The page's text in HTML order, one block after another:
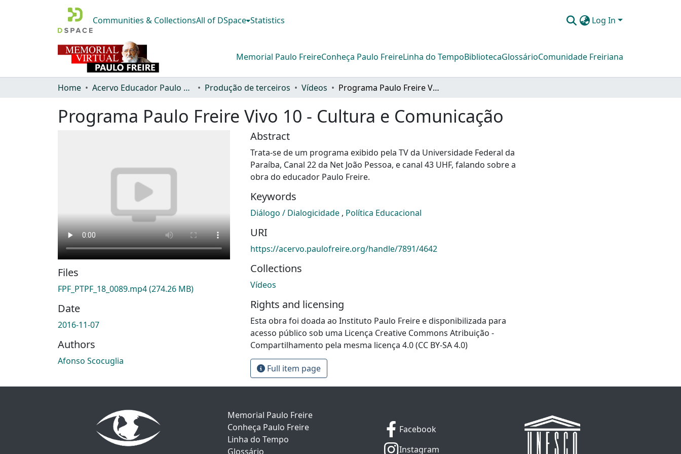
Communities & CollectionsAll of DSpace Statistics Log In
Memorial Paulo FreireConheça Paulo FreireLinha do TempoBibliotecaGlossárioComunidade Freiriana
Home Acervo Educador Paulo Freire Produção de terceiros Vídeos Programa Paulo Freire Vivo 10 - Cultura e Comunicação
Programa Paulo Freire Vivo 10 - Cultura e Comunicação
Files
FPF_PTPF_18_0089.mp4(274.26 MB)
Date
2016-11-07
Authors
Afonso Scocuglia
Abstract
Trata-se de um programa exibido pela TV da Universidade Federal da
Paraíba, Canal 22 da Net João Pessoa, e canal 43 UHF, falando sobre a
obra do educador Paulo Freire.
Keywords
Diálogo / Dialogicidade , Política Educacional
URI
https://acervo.paulofreire.org/handle/7891/4642
Collections
Vídeos
Rights and licensing
Esta obra foi doada ao Instituto Paulo Freire e disponibilizada para
acesso público sob uma Licença Creative Commons Atribuição -
Compartilhamento pela mesma licença 4.0 (CC BY-SA 4.0)
Full item page
Memorial Paulo Freire
Conheça Paulo Freire
Linha do Tempo
Glossário
Facebook
Instagram